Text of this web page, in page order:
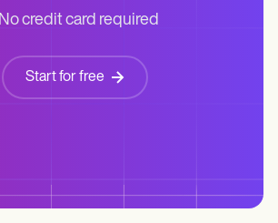
credit card required
Start for free